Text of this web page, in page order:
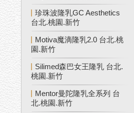
珍珠波隆乳GC Aesthetics
台北.桃園.新竹
Motiva魔滴隆乳2.0 台北.桃
園.新竹
Silimed森巴女王隆乳 台北.
桃園.新竹
Mentor曼陀隆乳全系列 台
北.桃園.新竹